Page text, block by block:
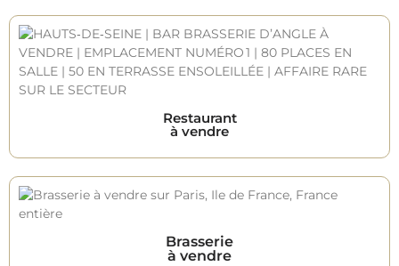
Restaurant
à vendre
Brasserie
à vendre